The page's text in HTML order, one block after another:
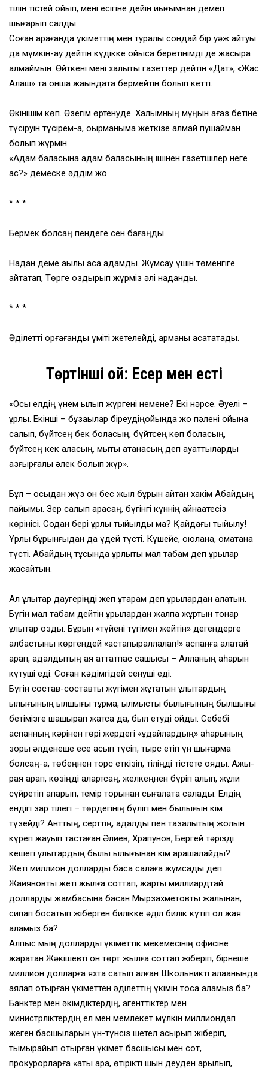
тілін тістей қойып, мені есігіне дейін иығымнан демеп
шығарып салды.
Соған қарағанда үкіметтің мен туралы сондай бір уәж айтуы
да мүмкін-ау дейтін күдікке ойыса беретінімді де жасыра
алмаймын. Өйткені мені халықтық газеттер дейтін «Дат», «Жас
Алаш» та онша жақындата бермейтін болып кетті.
Өкінішім көп. Өзегім өртенуде. Халқымның мұңын қағаз бетіне
түсіруін түсірем-ақ, оқырманыма жеткізе алмай пұшайман
болып жүрмін.
«Адам баласына адам баласының ішінен газетшілер неге
қас?» демеске әддім жоқ.
* * *
Бермек болсаң пендеге сен бағаңды.
Надан деме ақылы асқақ адамды. Жұмсау үшін төменгіге
айтақтап, Төрге оздырып жүрміз әлі наданды.
* * *
Әділетті қорғағанды үміті жетелейді, арманы асқақтатады.
Төртінші ой: Есер мен есті
«Осы елдің үнем қылып жүргені немене? Екі нәрсе. Әуелі –
ұрлық. Екінші – бұзақылар біреудіңойында жоқ пәлені ойына
салып, бүйтсең бек боласың, бүйтсең көп боласың,
бүйтсең кек аласың, мықты атанасың деп ауқаттыларды
азғырғалы әлек болып жүр».
Бұл – осыдан жүз он бес жыл бұрын айтқан хакім Абайдың
пайымы. Зер салып қарасаң, бүгінгі күннің айнақатесіз
көрінісі. Содан бері ұрлық тыйылды ма? Қайдағы тыйылу!
Ұрлық бұрынғыдан да үдей түсті. Күшейе, қоюлана, қомақтана
түсті. Абайдың тұсында ұрлықты мал табам деп ұрылар
жасайтын.
Ал ұлықтар даугеріңді жеп құтқарам деп ұрылардан алатын.
Бүгін мал табам дейтін ұрылардан жалпақ жұртын тонар
ұлықтар озды. Бұрын «түйені түгімен жейтін» дегендерге
албастыны көргендей «астапыраллалап!» аспанға алақтай
қарап, адалдықтың аяқ аттатпас сақшысы – Алланың қаһарын
күтуші еді. Соған кәдімгідей сенуші еді.
Бүгін состав-составты жүгімен жұтатын ұлықтардың
қылығының қылшығы тұрмақ, қылмысты былығының былшығы
бетімізге шашырап жатса да, былқ етуді қойдық. Себебі
аспанның кәрінен гөрі жердегі «құдайлардың» қаһарының
зоры әлденеше есе асып түсіп, тырс етіп үн шығармақ
болсаң-ақ, төбеңнен торс еткізіп, тіліңді тістете қояды. Ажы-
рая қарап, көзіңді алартсаң, желкеңнен бүріп алып, жұлқи
сүйретіп апарып, темір торынан сығалата салады. Елдің
ендігі зар тілегі – төрдегінің бүлігі мен былығын кім
түзейді? Анттың, серттің, адалдық пен тазалықтың жолын
күреп жауып тастаған Әлиев, Храпунов, Бергей тәрізді
кешегі ұлықтардың былық қылығынан кім арашалайды?
Жеті миллион долларды басқа салаға жұмсады деп
Жақияновты жеті жылға соттап, жарты миллиардтай
долларды жамбасына басқан Мырзахметовты жалынан,
сипап босатып жіберген билікке әділ билік күтіп қол жая
аламыз ба?
Алпыс мың долларды үкіметтік мекемесінің офисіне
жаратқан Жәкішевті он төрт жылға соттап жіберіп, бірнеше
миллион долларға яхта сатып алған Школьникті алақанында
аялап отырған үкіметтен әділеттің үкімін тоса аламыз ба?
Банктер мен әкімдіктердің, агенттіктер мен
министрліктердің ел мен мемлекет мүлкін миллиондап
жеген басшыларын үн-түнсіз шетел асырып жіберіп,
тымырайып отырған үкімет басшысы мен сот,
прокурорларға «ақты қара, өтірікті шын деуден арылып,